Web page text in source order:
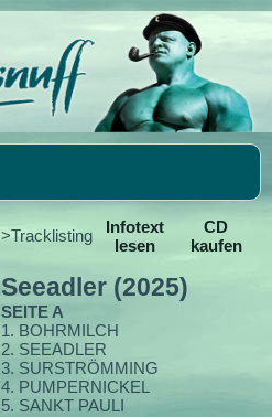
>Tracklisting
Infotext
lesen
CD
kaufen
Seeadler (2025)
SEITE A
1. BOHRMILCH
2. SEEADLER
3. SURSTRÖMMING
4. PUMPERNICKEL
5. SANKT PAULI